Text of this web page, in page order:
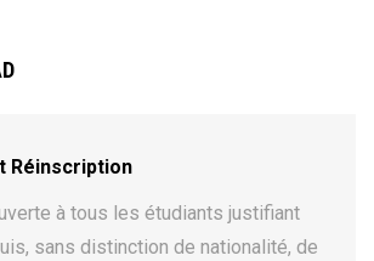
Réinscription
à tous les étudiants justifiant
sans distinction de nationalité, de